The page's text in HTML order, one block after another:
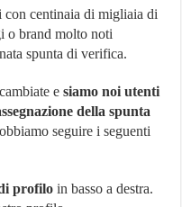
con centinaia di migliaia di
o brand molto noti
spunta di verifica.
esiamo noi utenti
della spunta
seguire i seguenti
profilo in basso a destra.